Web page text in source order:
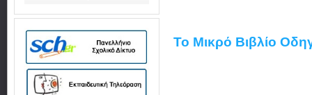
Το Μικρό Βιβλίο